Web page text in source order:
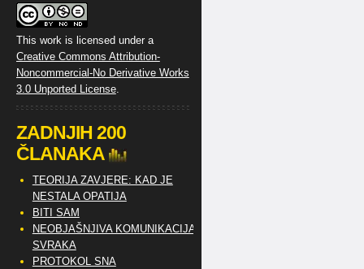
This work is licensed under a
Creative Commons Attribution-
Noncommercial-No Derivative Works
3.0 Unported License.
ZADNJIH 200
ČLANAKA
TEORIJA ZAVJERE: KAD JE
NESTALA OPATIJA
BITI SAM
NEOBJAŠNJIVA KOMUNIKACIJA
SVRAKA
PROTOKOL SNA